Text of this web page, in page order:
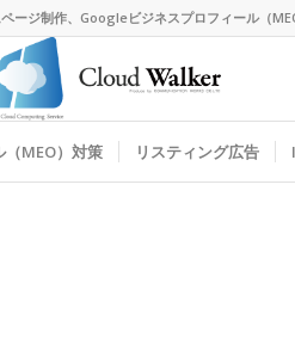
ジ制作、Googleビジネスプロフィール（
MEO）対策 リスティング広告